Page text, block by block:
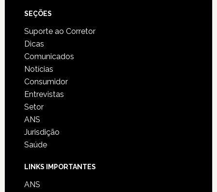
SEÇÕES
Suporte ao Corretor
Dicas
Comunicados
Notícias
Consumidor
Entrevistas
Setor
ANS
Jurisdição
Saúde
LINKS IMPORTANTES
ANS